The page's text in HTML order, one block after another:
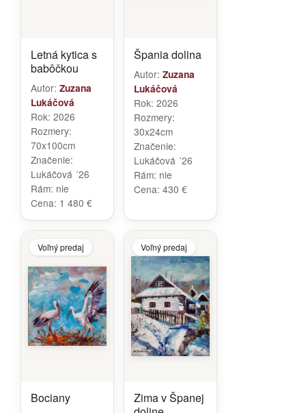
Letná kytica s
babôčkou
Autor: Zuzana
Lukáčová
Rok: 2026
Rozmery:
70x100cm
Značenie:
Lukáčová ´26
Rám: nie
Cena: 1 480 €
Špania dolina
Autor: Zuzana
Lukáčová
Rok: 2026
Rozmery:
30x24cm
Značenie:
Lukáčová ´26
Rám: nie
Cena: 430 €
Voľný predaj
Bociany
Voľný predaj
Zima v Španej